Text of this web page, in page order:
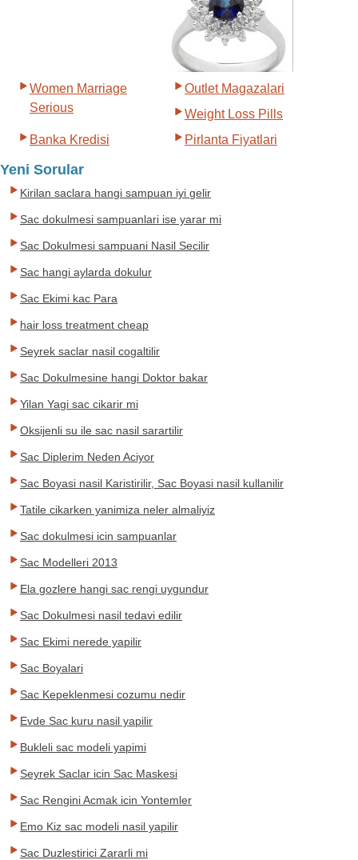
Women Marriage
Serious
Outlet Magazalari
Weight Loss Pills
Banka Kredisi
Pirlanta Fiyatlari
Yeni Sorular
Kirilan saclara hangi sampuan iyi gelir
Sac dokulmesi sampuanlari ise yarar mi
Sac Dokulmesi sampuani Nasil Secilir
Sac hangi aylarda dokulur
Sac Ekimi kac Para
hair loss treatment cheap
Seyrek saclar nasil cogaltilir
Sac Dokulmesine hangi Doktor bakar
Yilan Yagi sac cikarir mi
Oksijenli su ile sac nasil sarartilir
Sac Diplerim Neden Aciyor
Sac Boyasi nasil Karistirilir, Sac Boyasi nasil kullanilir
Tatile cikarken yanimiza neler almaliyiz
Sac dokulmesi icin sampuanlar
Sac Modelleri 2013
Ela gozlere hangi sac rengi uygundur
Sac Dokulmesi nasil tedavi edilir
Sac Ekimi nerede yapilir
Sac Boyalari
Sac Kepeklenmesi cozumu nedir
Evde Sac kuru nasil yapilir
Bukleli sac modeli yapimi
Seyrek Saclar icin Sac Maskesi
Sac Rengini Acmak icin Yontemler
Emo Kiz sac modeli nasil yapilir
Sac Duzlestirici Zararli mi